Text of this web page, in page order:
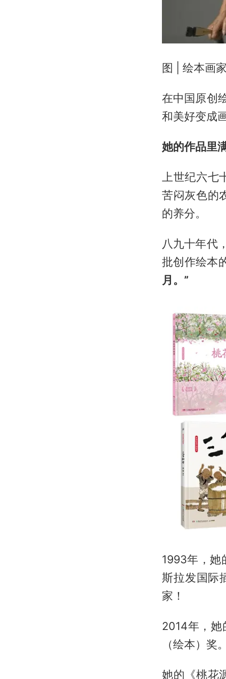
图 | 绘本画
在中国原创
和美好变成
她的作品里
上世纪六
苦闷灰色的
的养分。
八九十年代
批创作绘本
月 。 ”
1993年，她
斯拉发国际
家！
2014年，她
（绘本）奖
她的《桃花